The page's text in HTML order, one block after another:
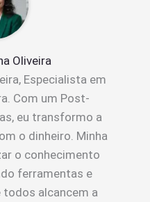
Oliveira
Especialista em
Com um Post-
eu transformo a
o dinheiro. Minha
o conhecimento
ferramentas e
alcancem a